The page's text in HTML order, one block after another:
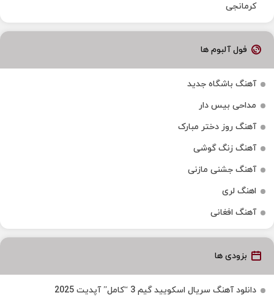
کرمانجی
فول آلبوم ها
آهنگ باشگاه جدید
مداحی بیس دار
آهنگ روز دختر مبارک
آهنگ زنگ گوشی
آهنگ جشنی مازنی
اهنگ لری
آهنگ افغانی
بزودی ها
دانلود آهنگ سریال اسکویید گیم 3 “کامل” آپدیت 2025